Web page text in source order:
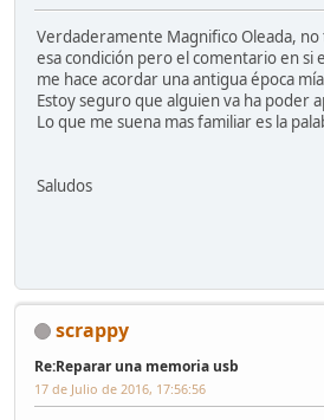
Verdaderamente Magnifico Oleada, no
esa condición pero el comentario en si
me hace acordar una antigua época
Estoy seguro que alguien va ha poder
Lo que me suena mas familiar es la
Saludos
scrappy
Re:Reparar una memoria usb
17 de Julio de 2016, 17:56:56